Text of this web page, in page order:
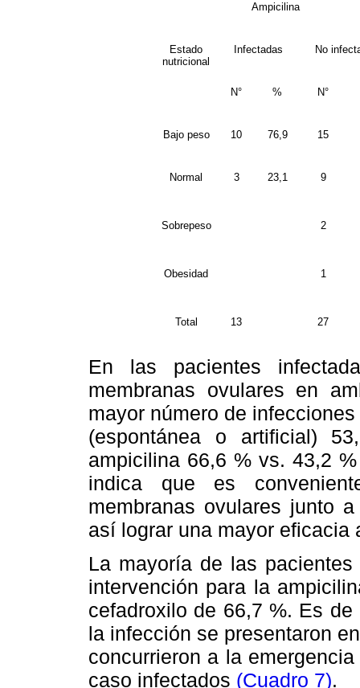
Ampicilina
Estado
nutricional
Infectadas No
N° % N°
Bajo peso 10 76,9 15
Normal 3 23,1 9
Sobrepeso 2
Obesidad 1
Total 13 27
En las pacientes
membranas ovulares en
mayor número de
(espontánea o artificial)
ampicilina 66,6 % vs. 43,2
indica que es
membranas ovulares junto
así lograr una mayor
La mayoría de las
intervención para la
cefadroxilo de 66,7 %. Es
la infección se presentaron
concurrieron a la
caso infectados (Cuadro 7).